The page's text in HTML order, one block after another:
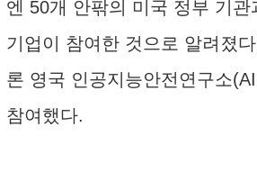
엔 50개 안팎의 미국 정부 기
기업이 참여한 것으로 알려졌
론 영국 인공지능안전연구소
참여했다.